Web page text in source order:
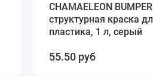
CHAMAELEON
структурная краска
пластика, 1 л, серый
55.50 руб